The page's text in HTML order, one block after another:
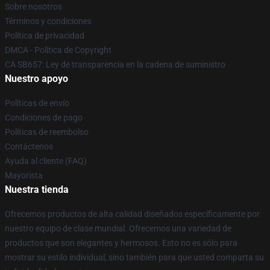
Sobre nosotros
Términos y condiciones
Política de privacidad
DMCA - Política de Copyright
CA SB657: Ley de transparencia en la cadena de suministro
Nuestro apoyo
Políticas de envío
Condiciones de pago
Políticas de reembolso
Contáctenos
Ayuda al cliente (FAQ)
Mayorista
Nuestra tienda
Ofrecemos productos de alta calidad diseñados específicamente por
nuestro equipo de clase mundial. Ofrecemos una variedad de
productos que son elegantes y hermosos. Esto no es sólo para
mostrar su estilo individual, sino también para que usted comparta su